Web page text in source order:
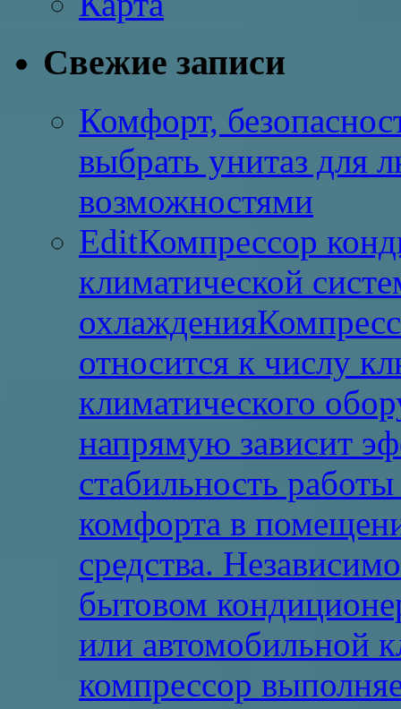
Свежие записи
Комфорт,
выбрать унитаз для
возможностями
EditКомпрессор
климатической
относится к числу
климатического
напрямую зависит
стабильность
комфорта в
средства.
бытовом
или автомобильной
компрессор